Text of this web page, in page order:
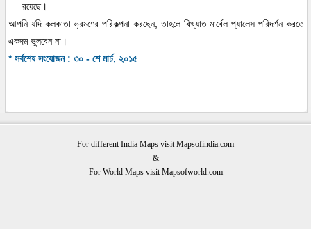
রয়েছে।
আপনি যদি কলকাতা ভ্রমণের পরিকল্পনা করছেন, তাহলে বিখ্যাত মার্বেল প্যালেস পরিদর্শন করতে
একদম ভুলবেন না।
* সর্বশেষ সংযোজন : ৩০ - শে মার্চ, ২০১৫
For different India Maps visit Mapsofindia.com
&
For World Maps visit Mapsofworld.com